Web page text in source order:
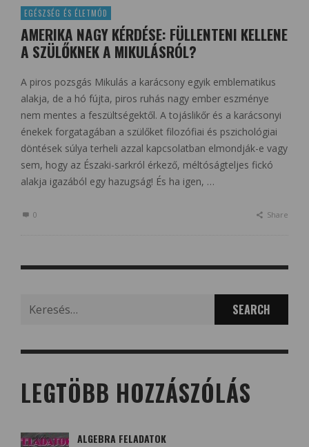
EGÉSZSÉG ÉS ÉLETMÓD
AMERIKA NAGY KÉRDÉSE: FÜLLENTENI KELLENE
A SZÜLŐKNEK A MIKULÁSRÓL?
A piros pozsgás Mikulás a karácsony egyik emblematikus
alakja, de a hó fújta, piros ruhás nagy ember eszménye
nem mentes a feszültségektől. A tojáslikőr és a karácsonyi
énekek forgatagában a szülőket filozófiai és pszichológiai
döntések súlya terheli azzal kapcsolatban elmondják-e vagy
sem, hogy az Északi-sarkról érkező, méltóságteljes fickó
alakja igazából egy hazugság! És ha igen, …
0 Share
LEGTÖBB HOZZÁSZÓLÁS
ALGEBRA FELADATOK